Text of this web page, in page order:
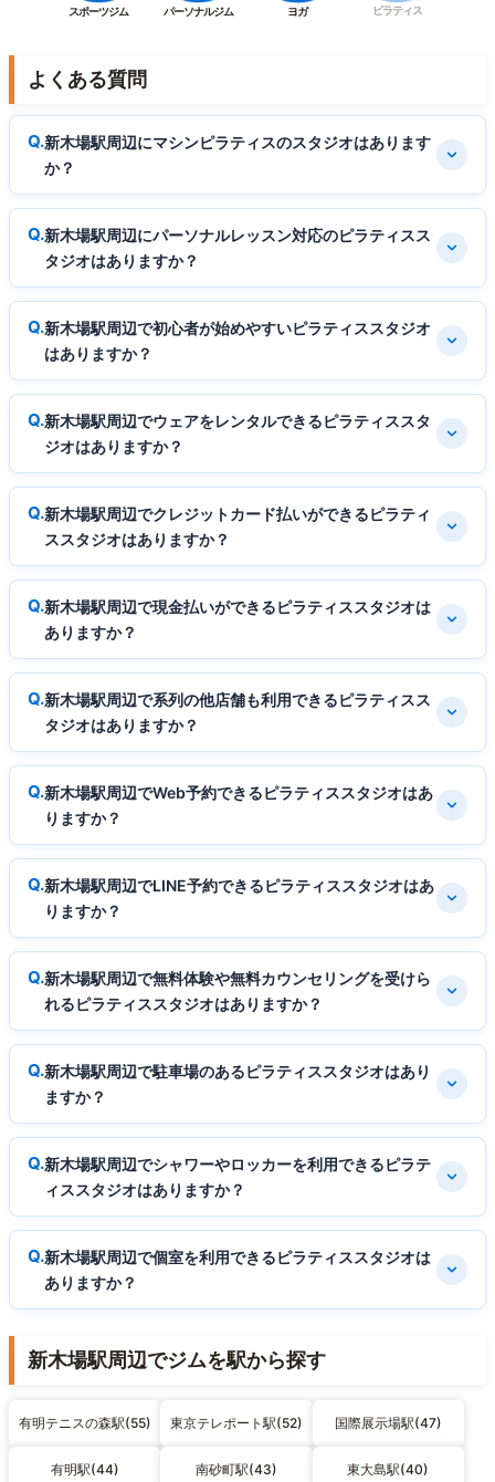
スポーツジム パーソナルジム ヨガ ピラティス
よくある質問
新木場駅周辺にマシンピラティスのスタジオはあります
か？
新木場駅周辺にパーソナルレッスン対応のピラティスス
タジオはありますか？
新木場駅周辺で初心者が始めやすいピラティススタジオ
はありますか？
新木場駅周辺でウェアをレンタルできるピラティススタ
ジオはありますか？
新木場駅周辺でクレジットカード払いができるピラティ
ススタジオはありますか？
新木場駅周辺で現金払いができるピラティススタジオは
ありますか？
新木場駅周辺で系列の他店舗も利用できるピラティスス
タジオはありますか？
新木場駅周辺でWeb予約できるピラティススタジオはあ
りますか？
新木場駅周辺でLINE予約できるピラティススタジオはあ
りますか？
新木場駅周辺で無料体験や無料カウンセリングを受けら
れるピラティススタジオはありますか？
新木場駅周辺で駐車場のあるピラティススタジオはあり
ますか？
新木場駅周辺でシャワーやロッカーを利用できるピラテ
ィススタジオはありますか？
新木場駅周辺で個室を利用できるピラティススタジオは
ありますか？
新木場駅周辺でジムを駅から探す
有明テニスの森駅(55) 東京テレポート駅(52) 国際展示場駅(47)
有明駅(44) 南砂町駅(43) 東大島駅(40)